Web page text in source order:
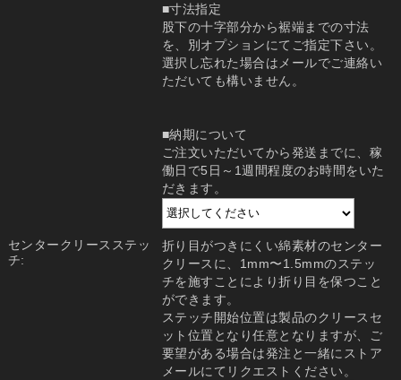
■寸法指定
股下の十字部分から裾端までの寸法
を、別オプションにてご指定下さい。
選択し忘れた場合はメールでご連絡い
ただいても構いません。
■納期について
ご注文いただいてから発送までに、稼
働日で5日～1週間程度のお時間をいた
だきます。
センタークリースステッ
チ:
折り目がつきにくい綿素材のセンター
クリースに、1mm〜1.5mmのステッ
チを施すことにより折り目を保つこと
ができます。
ステッチ開始位置は製品のクリースセ
ット位置となり任意となりますが、ご
要望がある場合は発注と一緒にストア
メールにてリクエストください。